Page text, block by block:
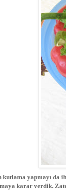
kutlama yapmayı
karar verdik.